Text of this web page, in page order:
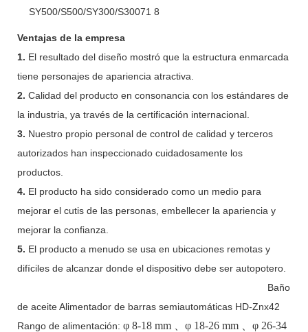
Ventajas de la empresa
1. El resultado del diseño mostró que la estructura enmarcada
tiene personajes de apariencia atractiva.
2. Calidad del producto en consonancia con los estándares de
la industria, ya través de la certificación internacional.
3. Nuestro propio personal de control de calidad y terceros
autorizados han inspeccionado cuidadosamente los
productos.
4. El producto ha sido considerado como un medio para
mejorar el cutis de las personas, embellecer la apariencia y
mejorar la confianza.
5. El producto a menudo se usa en ubicaciones remotas y
difíciles de alcanzar donde el dispositivo debe ser autopotero.
Baño
de aceite Alimentador de barras semiautomáticas HD-Znx42
Rango de alimentación: φ 8-18 mm 、φ 18-26 mm 、φ 26-34